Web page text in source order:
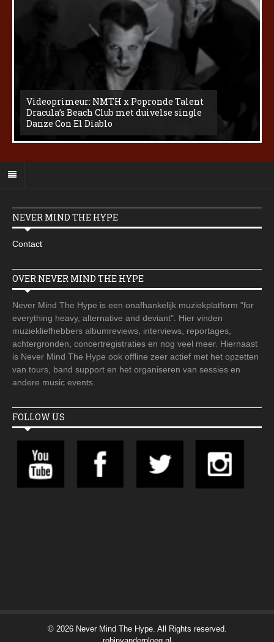
Videoprimeur: NMTH x Popronde Talent
Dracula’s Beach Club met duivelse single
Danze Con El Diablo
NEVER MIND THE HYPE
Contact
OVER NEVER MIND THE HYPE
Never Mind The Hype is een onafhankelijk muziekplatform "for
everything heavy, alternative and deviant". Hier vinden
muziekliefhebbers albumreviews, interviews, reportages,
achtergronden, concertregistraties en nog veel meer. Hiernaast
is Never Mind The Hype ook offline zeer actief met het opzetten
van tours, band support en het organiseren van sessies en
andere music events.
FOLLOW US
© 2026 Never Mind The Hype. All Rights reserved.